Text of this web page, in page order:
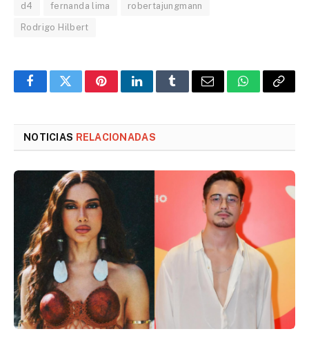
d4 fernanda lima robertajungmann
Rodrigo Hilbert
FacebookTwitterPinterestLinkedInTumblrEmail WhatsApp
Copy
NOTICIAS RELACIONADAS